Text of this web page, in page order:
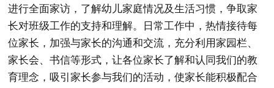
进行全面家访，了解幼儿家庭情况及生活习惯，争取家
长对班级工作的支持和理解。日常工作中，热情接待每
位家长，加强与家长的沟通和交流，充分利用家园栏、
家长会、书信等形式，让各位家长了解和认同我们的教
育理念，吸引家长参与我们的活动，使家长能积极配合